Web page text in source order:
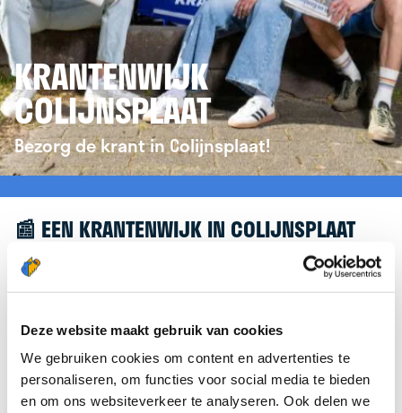
Deze website maakt gebruik van cookies
We gebruiken cookies om content en advertenties te
personaliseren, om functies voor social media te bieden
en om ons websiteverkeer te analyseren. Ook delen we
KRANTENWIJK
COLIJNSPLAAT
Bezorg de krant in Colijnsplaat!
📰 EEN KRANTENWIJK IN COLIJNSPLAAT
Leuk dat je geïnteresseerd bent in een
krantenwijk in Colijnsplaat! Om je verder te helpen,
krantenbezorgen.nl. Daar kun je je eenvoudig
aanmelden om de krant te bezorgen in
Colijnsplaat.